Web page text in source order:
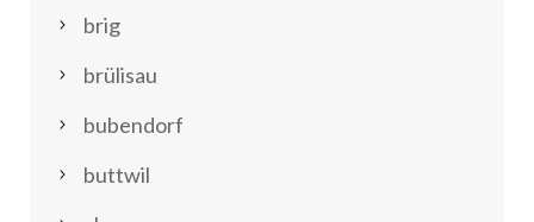
brig
brülisau
bubendorf
buttwil